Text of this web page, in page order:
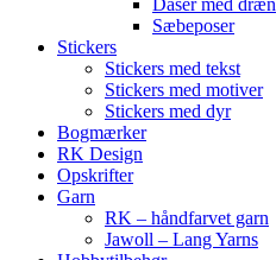
Sæbeposer
Stickers
Stickers med tekst
Stickers med motiver
Stickers med dyr
Bogmærker
RK Design
Opskrifter
Garn
RK – håndfarvet garn
Jawoll – Lang Yarns